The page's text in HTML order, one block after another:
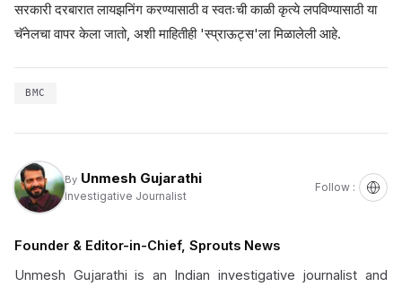
सरकारी दरबारात लायझनिंग करण्यासाठी व स्वतःची काळी कृत्ये लपविण्यासाठी या
चॅनेलचा वापर केला जातो, अशी माहितीही 'स्प्राऊट्स'ला मिळालेली आहे.
BMC
By Unmesh Gujarathi
Investigative Journalist
Follow :
Founder & Editor-in-Chief, Sprouts News
Unmesh Gujarathi is an Indian investigative journalist and